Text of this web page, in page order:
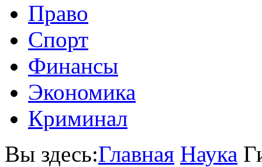
Право
Спорт
Финансы
Экономика
Криминал
Вы здесь:Главная Наука